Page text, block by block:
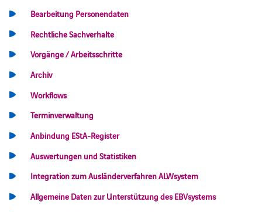
Bearbeitung Personendaten
Rechtliche Sachverhalte
Vorgänge / Arbeitsschritte
Archiv
Workflows
Terminverwaltung
Anbindung EStA-Register
Auswertungen und Statistiken
Integration zum Ausländerverfahren ALWsystem
Allgemeine Daten zur Unterstützung des EBVsystems